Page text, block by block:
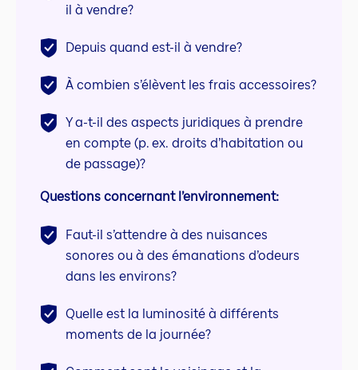
il à vendre?
Depuis quand est-il à vendre?
À combien s’élèvent les frais accessoires?
Y a-t-il des aspects juridiques à prendre
en compte (p. ex. droits d’habitation ou
de passage)?
Questions concernant l’environnement:
Faut-il s’attendre à des nuisances
sonores ou à des émanations d’odeurs
dans les environs?
Quelle est la luminosité à différents
moments de la journée?